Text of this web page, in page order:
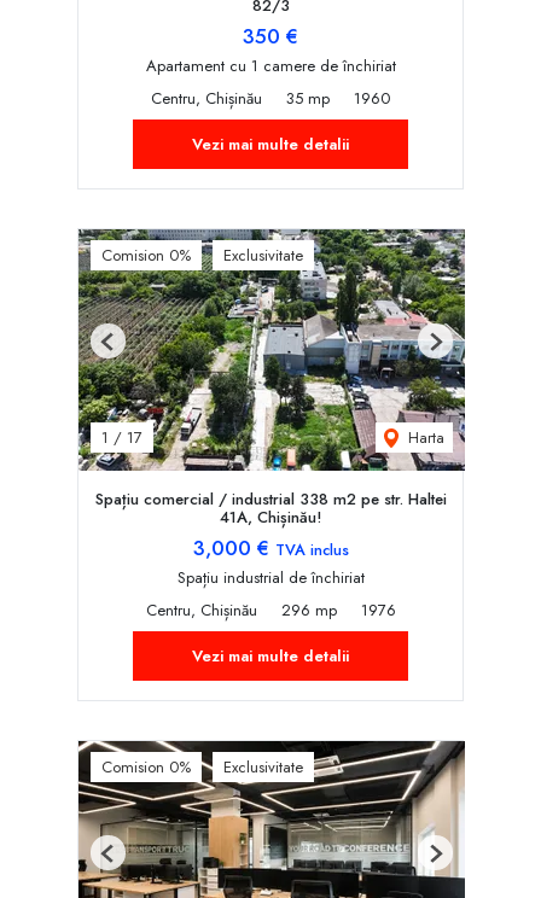
82/3
350 €
Apartament cu 1 camere de închiriat
Centru, Chișinău
35 mp
1960
Vezi mai multe detalii
Comision 0% Exclusivitate
1 / 17 Harta
Previous Next
Spațiu comercial / industrial 338 m2 pe str. Haltei
41A, Chișinău!
3,000 € TVA inclus
Spațiu industrial de închiriat
Centru, Chișinău
296 mp
1976
Vezi mai multe detalii
Comision 0% Exclusivitate
Previous Next